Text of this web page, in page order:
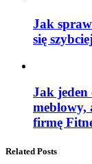
Jak
się
Jak jeden
meblowy,
firmę
Related Posts